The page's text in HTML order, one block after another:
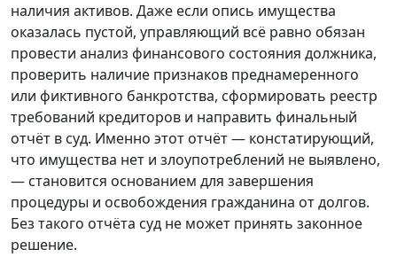
наличия активов. Даже если опись имущества
оказалась пустой, управляющий всё равно обязан
провести анализ финансового состояния должника,
проверить наличие признаков преднамеренного
или фиктивного банкротства, сформировать реестр
требований кредиторов и направить финальный
отчёт в суд. Именно этот отчёт — констатирующий,
что имущества нет и злоупотреблений не выявлено,
— становится основанием для завершения
процедуры и освобождения гражданина от долгов.
Без такого отчёта суд не может принять законное
решение.